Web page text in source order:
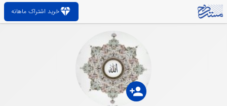
diamondخرید اشتراک ماهانه
person_add